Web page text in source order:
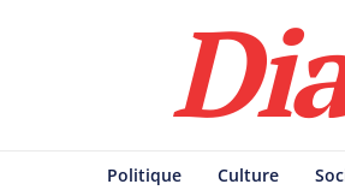
Politique Culture